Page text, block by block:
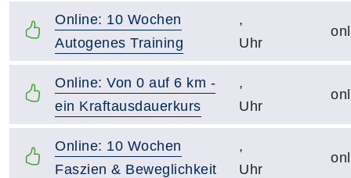
Online: 10 Wochen
Autogenes Training
,
Uhr
Online: Von 0 auf 6 km -
ein Kraftausdauerkurs
,
Uhr
Online: 10 Wochen
Faszien & Beweglichkeit
,
Uhr